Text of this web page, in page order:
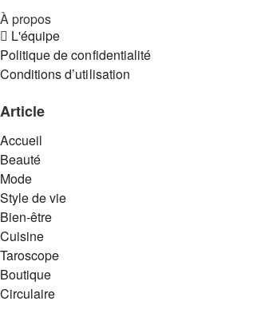
À propos
L'équipe
Politique de confidentialité
Conditions d’utilisation
Article
Accueil
Beauté
Mode
Style de vie
Bien-être
Cuisine
Taroscope
Boutique
Circulaire